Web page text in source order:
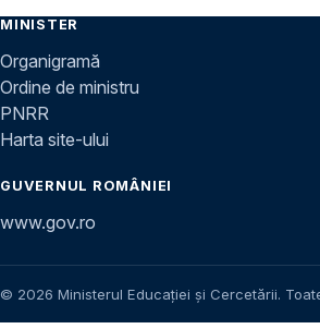
MINISTER
Organigramă
Ordine de ministru
PNRR
Harta site-ului
GUVERNUL ROMÂNIEI
www.gov.ro
© 2026 Ministerul Educației și Cercetării.